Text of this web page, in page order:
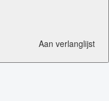
Aan verlanglijst